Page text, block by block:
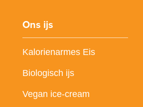
Ons ijs
Kalorienarmes Eis
Biologisch ijs
Vegan ice-cream